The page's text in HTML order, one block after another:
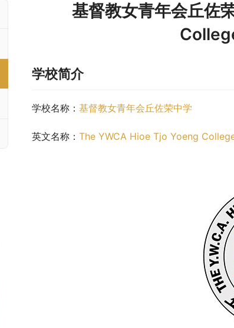
基督教女青年会丘佐
学校简介
学校名称： 基督教女青年会丘佐荣中学
英文名称： The YWCA Hioe Tjo Yoeng